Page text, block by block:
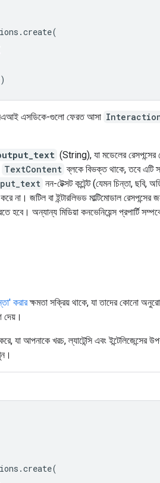
.create(
)
এসডিকে-গুলো ফেরত আসা
(String), যা মডেলের রেসপন্সের
TextContent ব্লকে বিভক্ত থাকে, তবে এটি
নন-টেক্সট কন্টেন্ট (যেমন চিন্তা, ছবি,
না। জটিল বা ইন্টারলিভড মাল্টিমোডাল
হবে। অন্যান্য মিডিয়া কনভেনিয়েন্স প্রপার্টি
করারক্ষমতা সক্রিয় থাকে, যা তাদের কোনো
দেয়।
যা আপনাকে খরচ, ল্যাটেন্সি এবং ইন্টেলিজেন্সের
.create(